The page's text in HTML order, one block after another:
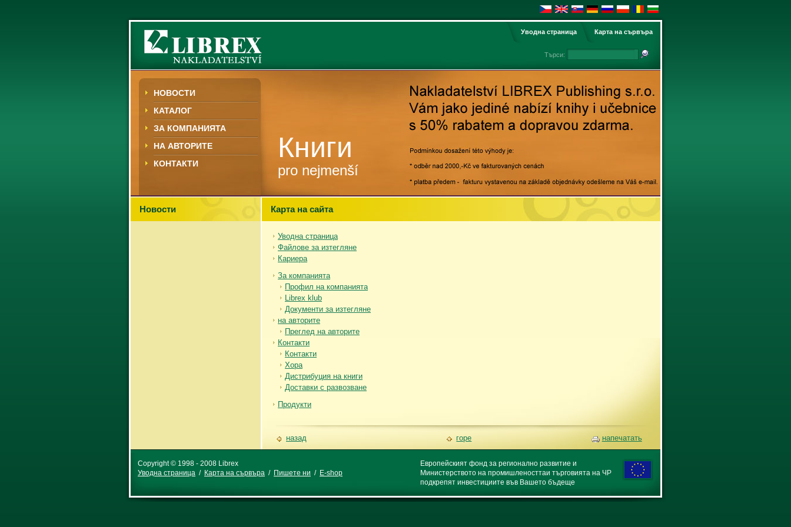
Уводна страница Карта на сървъра
Търси:
Книги
pro nejmenší
НОВОСТИ
КАТАЛОГ
ЗА КОМПАНИЯТА
НА АВТОРИТЕ
КОНТАКТИ
Новости Карта на сайта
Уводна страница
Файлове за изтегляне
Кариера
За компанията
Профил на компанията
Librex klub
Документи за изтегляне
на авторите
Преглед на авторите
Контакти
Контакти
Хора
Дистрибуция на книги
Доставки с развозване
Продукти
назад горе напечатать
Copyright © 1998 - 2008 Librex
Уводна страница / Карта на сървъра / Пишете ни / E-shop
Европейският фонд за регионално развитие и
Министерството на промишленосттаи търговията на ЧР
подкрепят инвестициите във Вашето бъдеще